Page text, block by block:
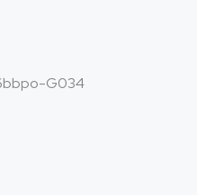
G034